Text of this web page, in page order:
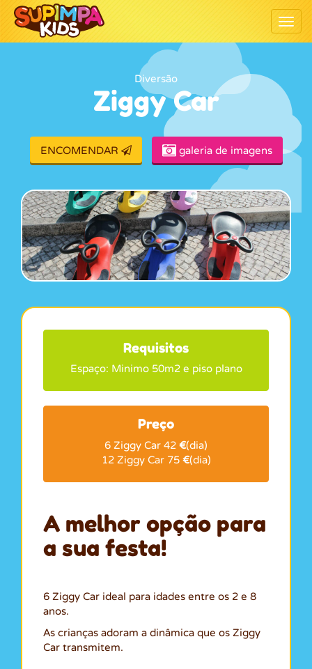
Diversão
Ziggy Car
ENCOMENDAR galeria de imagens
Requisitos
Espaço: Minimo 50m2 e piso plano
Preço
6 Ziggy Car 42 €(dia)
12 Ziggy Car 75 €(dia)
A melhor opção para
a sua festa!
6 Ziggy Car ideal para idades entre os 2 e 8
anos.
As crianças adoram a dinâmica que os Ziggy
Car transmitem.